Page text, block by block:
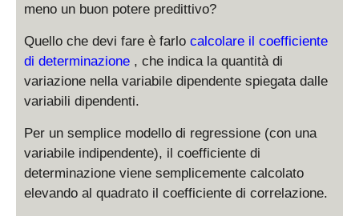
meno un buon potere predittivo?
Quello che devi fare è farlo calcolare il coefficiente
di determinazione , che indica la quantità di
variazione nella variabile dipendente spiegata dalle
variabili dipendenti.
Per un semplice modello di regressione (con una
variabile indipendente), il coefficiente di
determinazione viene semplicemente calcolato
elevando al quadrato il coefficiente di correlazione.